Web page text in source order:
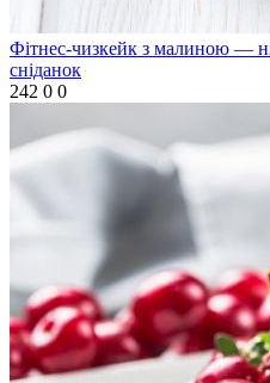
Фітнес-чизкейк з малиною —
сніданок
242 0 0